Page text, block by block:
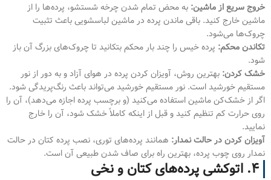
خروج سریع از ماشین: به محض تمام شدن چرخه شستشو، پرده‌ها را از
ماشین خارج کنید. باقی ماندن پرده در ماشین لباسشویی باعث تثبیت
چروک‌ها می‌شود.
تکاندن محکم: پرده خیس را چند بار محکم بتکانید تا چروک‌های بزرگ آن باز
شود.
خشک کردن: بهترین روش، آویزان کردن پرده در هوای آزاد و به دور از نور
مستقیم خورشید است. نور مستقیم خورشید می‌تواند باعث رنگ‌پریدگی شود.
اگر از خشک‌کن ماشین استفاده می‌کنید (و برچسب پرده اجازه می‌دهد)، آن را
روی حرارت کم تنظیم کنید و قبل از اینکه کاملاً خشک شود، آن را خارج
نمایید.
آویزان کردن در حالت نمدار: همانند پرده‌های توری، نصب پرده کتان در حالت
نمدار روی چوب پرده، بهترین راه برای صاف شدن طبیعی آن است.
۴. اتوکشی پرده‌های کتان و نخی